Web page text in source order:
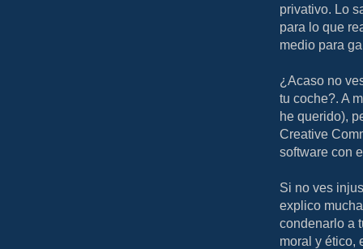
privativo. Lo
para lo que
medio para
¿Acaso no
tu coche?. A
he querido),
Creative
software con
Si no ves
explico
condenarlo a
moral y ético,